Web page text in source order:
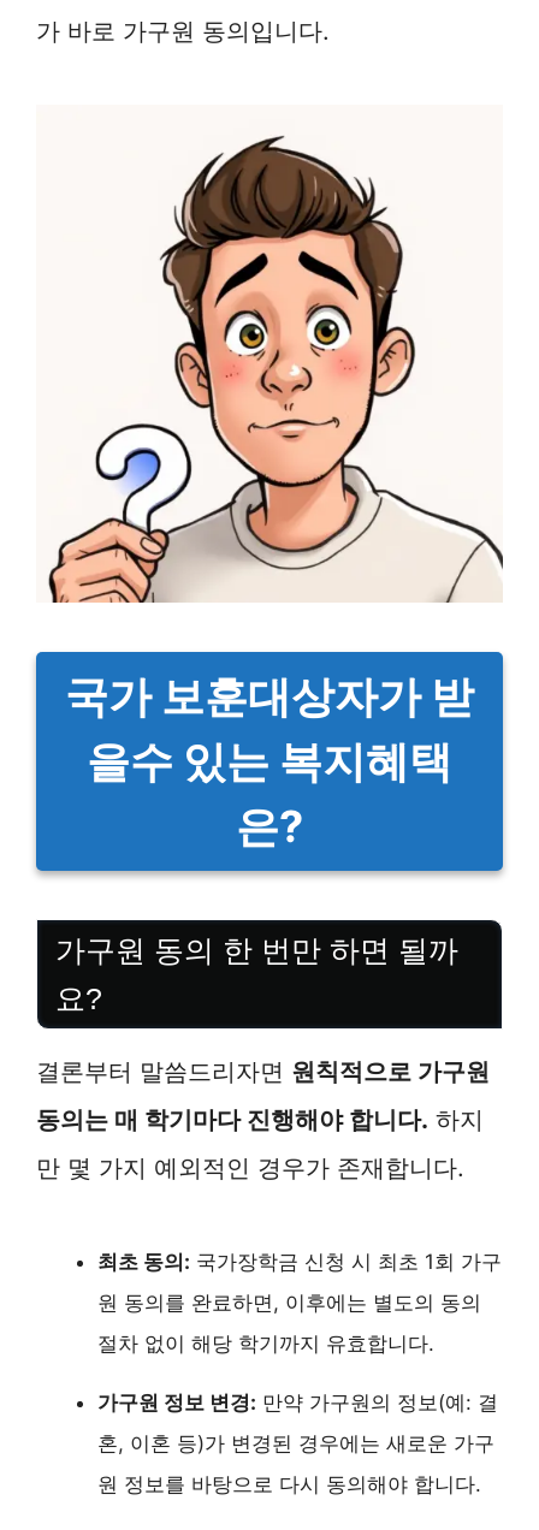
가 바로 가구원 동의입니다.
국가 보훈대상자가 받
을수 있는 복지혜택
은?
가구원 동의 한 번만 하면 될까
요?
결론부터 말씀드리자면 원칙적으로 가구원
동의는 매 학기마다 진행해야 합니다. 하지
만 몇 가지 예외적인 경우가 존재합니다.
최초 동의: 국가장학금 신청 시 최초 1회 가구
원 동의를 완료하면, 이후에는 별도의 동의
절차 없이 해당 학기까지 유효합니다.
가구원 정보 변경: 만약 가구원의 정보(예: 결
혼, 이혼 등)가 변경된 경우에는 새로운 가구
원 정보를 바탕으로 다시 동의해야 합니다.